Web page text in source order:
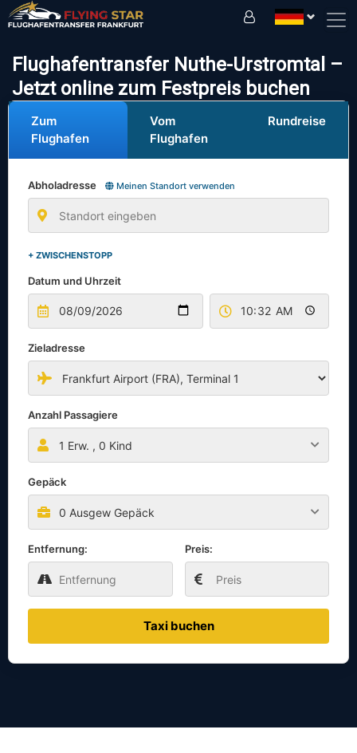
Flughafentransfer Nuthe-Urstromtal –
Jetzt online zum Festpreis buchen
Zum
Flughafen
Vom
Flughafen
Rundreise
Abholadresse Meinen Standort verwenden
+ ZWISCHENSTOPP
Datum und Uhrzeit
Zieladresse
Anzahl Passagiere
1 Erw. , 0 Kind
Gepäck
0 Ausgew Gepäck
Entfernung: Preis:
Taxi buchen